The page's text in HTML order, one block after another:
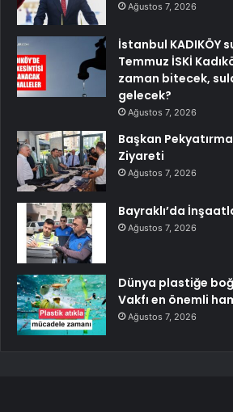
Ağustos 7, 2026
İstanbul KADIKÖY
Temmuz İSKİ
zaman bitecek,
gelecek?
Ağustos 7, 2026
Başkan
Ziyareti
Ağustos 7, 2026
Bayraklı’da
Ağustos 7, 2026
Dünya plastiğe
Vakfı en önemli
Ağustos 7, 2026